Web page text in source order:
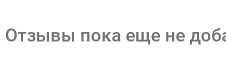
Отзывы пока еще не